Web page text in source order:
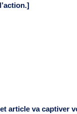
article va captiver